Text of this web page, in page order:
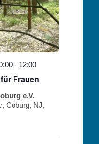
Frauen
- 12:00
e.V.
Coburg, NJ,